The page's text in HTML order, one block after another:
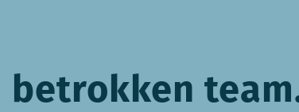
betrokken